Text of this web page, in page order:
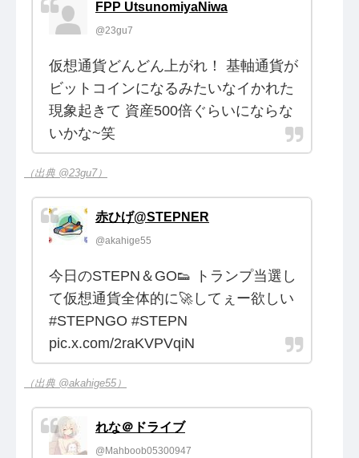
FPP UtsunomiyaNiwa
@23gu7
仮想通貨どんどん上がれ！ 基軸通貨が
ビットコインになるみたいなイかれた
現象起きて 資産500倍ぐらいにならな
いかな~笑
（出典 @23gu7）
赤ひげ@STEPNER
@akahige55
今日のSTEPN＆GO👟 トランプ当選し
て仮想通貨全体的に🚀してぇー欲しい
#STEPNGO #STEPN
pic.x.com/2raKVPVqiN
（出典 @akahige55）
れな＠ドライブ
@Mahboob05300947